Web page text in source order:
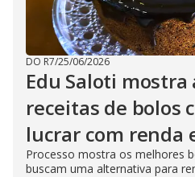
DO R7/25/06/2026
Edu Saloti
receitas de bolos
lucrar com renda
Processo mostra os melhores
buscam uma alternativa para